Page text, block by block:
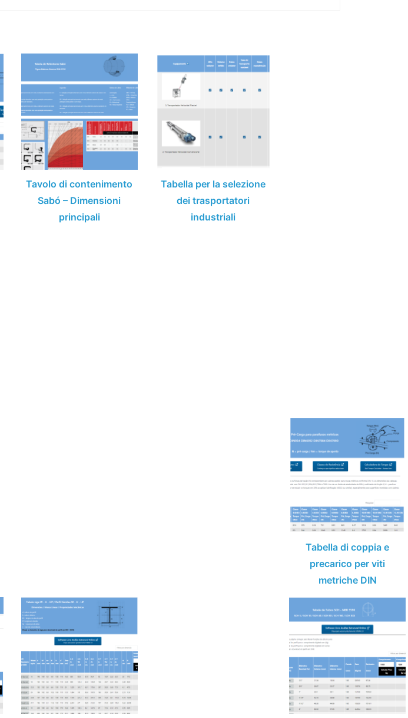
Tavolo di contenimento
Sabó – Dimensioni
principali
Tabella per la selezione
dei trasportatori
industriali
Tabella di coppia e
precarico per viti
metriche DIN